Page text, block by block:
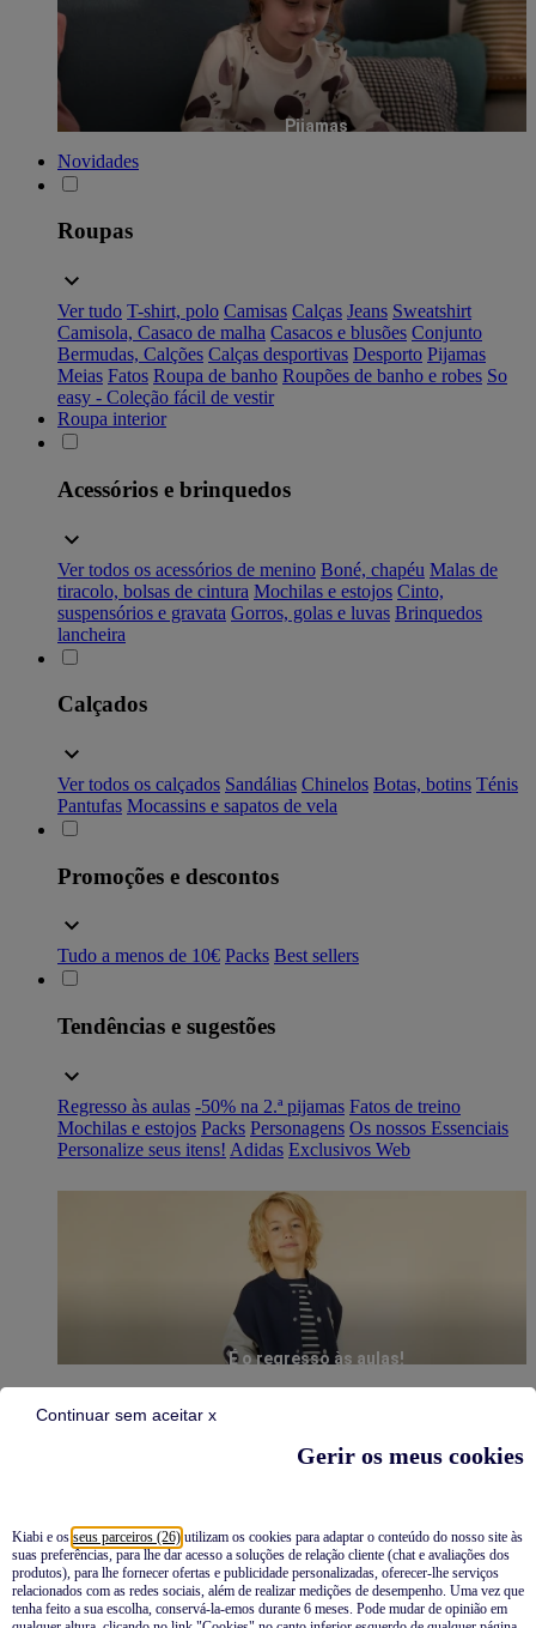
Gerir os meus cookies
Kiabi e os seus parceiros (26) utilizam os cookies para adaptar o conteúdo do nosso site às
suas preferências, para lhe dar acesso a soluções de relação cliente (chat e avaliações dos
produtos), para lhe fornecer ofertas e publicidade personalizadas, oferecer-lhe serviços
relacionados com as redes sociais, além de realizar medições de desempenho. Uma vez que
tenha feito a sua escolha, conservá-la-emos durante 6 meses. Pode mudar de opinião em
Continuar sem aceitar x
Pijamas
Novidades
Roupas
Ver tudo T-shirt, polo Camisas Calças Jeans Sweatshirt
Camisola, Casaco de malha Casacos e blusões Conjunto
Bermudas, Calções Calças desportivas Desporto Pijamas
Meias Fatos Roupa de banho Roupões de banho e robes So
easy - Coleção fácil de vestir
Roupa interior
Acessórios e brinquedos
Ver todos os acessórios de menino Boné, chapéu Malas de
tiracolo, bolsas de cintura Mochilas e estojos Cinto,
suspensórios e gravata Gorros, golas e luvas Brinquedos
lancheira
Calçados
Ver todos os calçados Sandálias Chinelos Botas, botins Ténis
Pantufas Mocassins e sapatos de vela
Promoções e descontos
Tudo a menos de 10€ Packs Best sellers
Tendências e sugestões
Regresso às aulas -50% na 2.ª pijamas Fatos de treino
Mochilas e estojos Packs Personagens Os nossos Essenciais
Personalize seus itens! Adidas Exclusivos Web
É o regresso às aulas!
Pijamas
Novidades